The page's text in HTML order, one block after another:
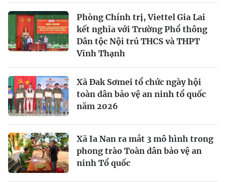
Phòng Chính trị, Viettel Gia Lai
kết nghĩa với Trường Phổ thông
Dân tộc Nội trú THCS và THPT
Vĩnh Thạnh
Xã Đak Sơmei tổ chức ngày hội
toàn dân bảo vệ an ninh tổ quốc
năm 2026
Xã Ia Nan ra mắt 3 mô hình trong
phong trào Toàn dân bảo vệ an
ninh Tổ quốc